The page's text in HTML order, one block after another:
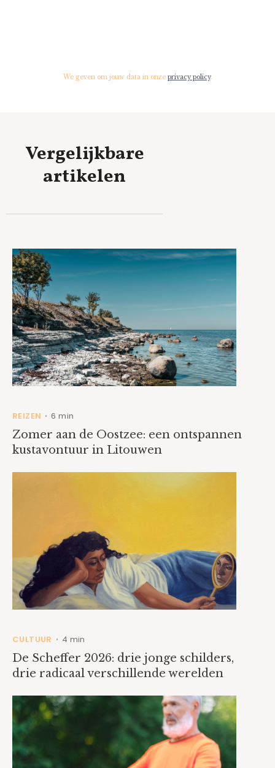
We geven om jouw data in onze privacy policy.
Vergelijkbare
artikelen
REIZEN •6 min
Zomer aan de Oostzee: een ontspannen
kustavontuur in Litouwen
CULTUUR • 4 min
De Scheffer 2026: drie jonge schilders,
drie radicaal verschillende werelden